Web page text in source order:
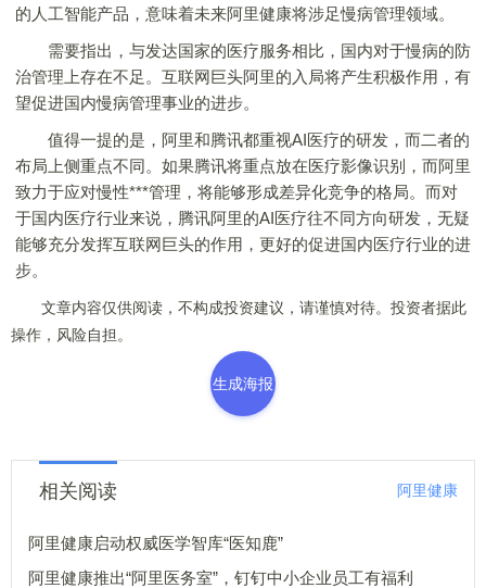
的人工智能产品，意味着未来阿里健康将涉足慢病管理领域。
需要指出，与发达国家的医疗服务相比，国内对于慢病的防
治管理上存在不足。互联网巨头阿里的入局将产生积极作用，有
望促进国内慢病管理事业的进步。
值得一提的是，阿里和腾讯都重视AI医疗的研发，而二者的
布局上侧重点不同。如果腾讯将重点放在医疗影像识别，而阿里
致力于应对慢性***管理，将能够形成差异化竞争的格局。而对
于国内医疗行业来说，腾讯阿里的AI医疗往不同方向研发，无疑
能够充分发挥互联网巨头的作用，更好的促进国内医疗行业的进
步。
文章内容仅供阅读，不构成投资建议，请谨慎对待。投资者据此
操作，风险自担。
生成海报
相关阅读 阿里健康
阿里健康启动权威医学智库“医知鹿”
阿里健康推出“阿里医务室”，钉钉中小企业员工有福利